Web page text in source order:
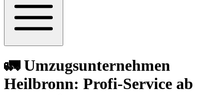
🚛 Umzugsunternehmen
Heilbronn: Profi-Service ab